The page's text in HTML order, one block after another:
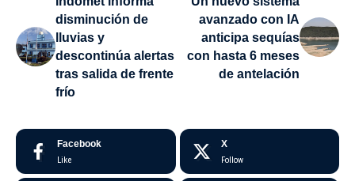
disminución de
lluvias y
descontinúa alertas
tras salida de frente
frío
avanzado con IA
anticipa sequías
con hasta 6 meses
de antelación
Facebook
Like
X
Follow